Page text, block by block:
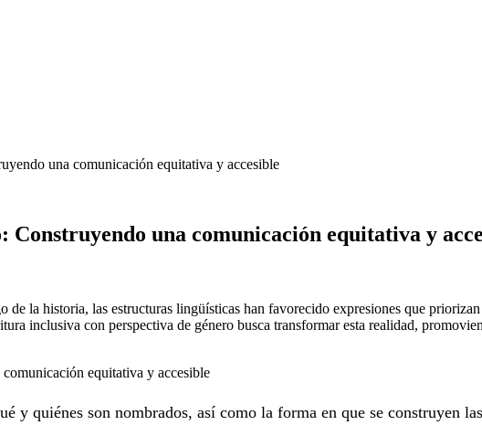
una comunicación equitativa y accesible
una comunicación equitativa y
la historia, las estructuras lingüísticas han favorecido expresiones que
inclusiva con perspectiva de género busca transformar esta realidad,
y quiénes son nombrados, así como la forma en que se construyen